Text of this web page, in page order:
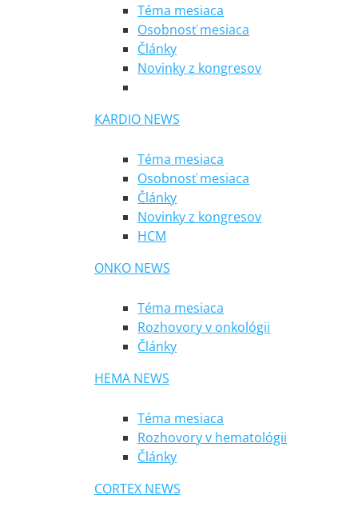
Téma mesiaca
Osobnosť mesiaca
Články
Novinky z kongresov
KARDIO NEWS
Téma mesiaca
Osobnosť mesiaca
Články
Novinky z kongresov
HCM
ONKO NEWS
Téma mesiaca
Rozhovory v onkológii
Články
HEMA NEWS
Téma mesiaca
Rozhovory v hematológii
Články
CORTEX NEWS